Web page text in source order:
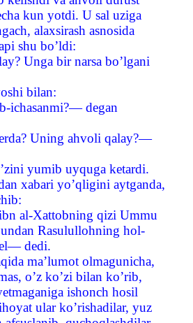
kun yotdi. U sal uziga
alaxsirash asnosida
shu bo’ldi:
Unga bir narsa bo’lgani
bilan:
ichasanmi?— degan
Uning ahvoli qalay?—
yumib uyquga ketardi.
xabari yo’qligini aytganda,
al-Хattobning qizi Ummu
Rasulullohning hol-
dedi.
ma’lumot olmagunicha,
o’z ko’zi bilan ko’rib,
ishonch hosil
ular ko’rishadilar, yuz